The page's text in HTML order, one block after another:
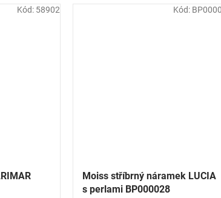
Kód: 58902
Moiss stříbrný náramek LUCIA
s perlami BP000028
Kód: